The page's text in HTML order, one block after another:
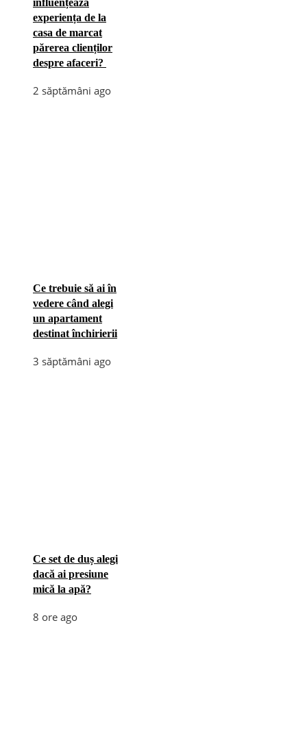
experiența de la
casa de marcat
părerea clienților
despre afaceri?
2 săptămâni ago
Ce trebuie să ai în
vedere când alegi
un apartament
destinat închirierii
3 săptămâni ago
Ce set de duș alegi
dacă ai presiune
mică la apă?
8 ore ago